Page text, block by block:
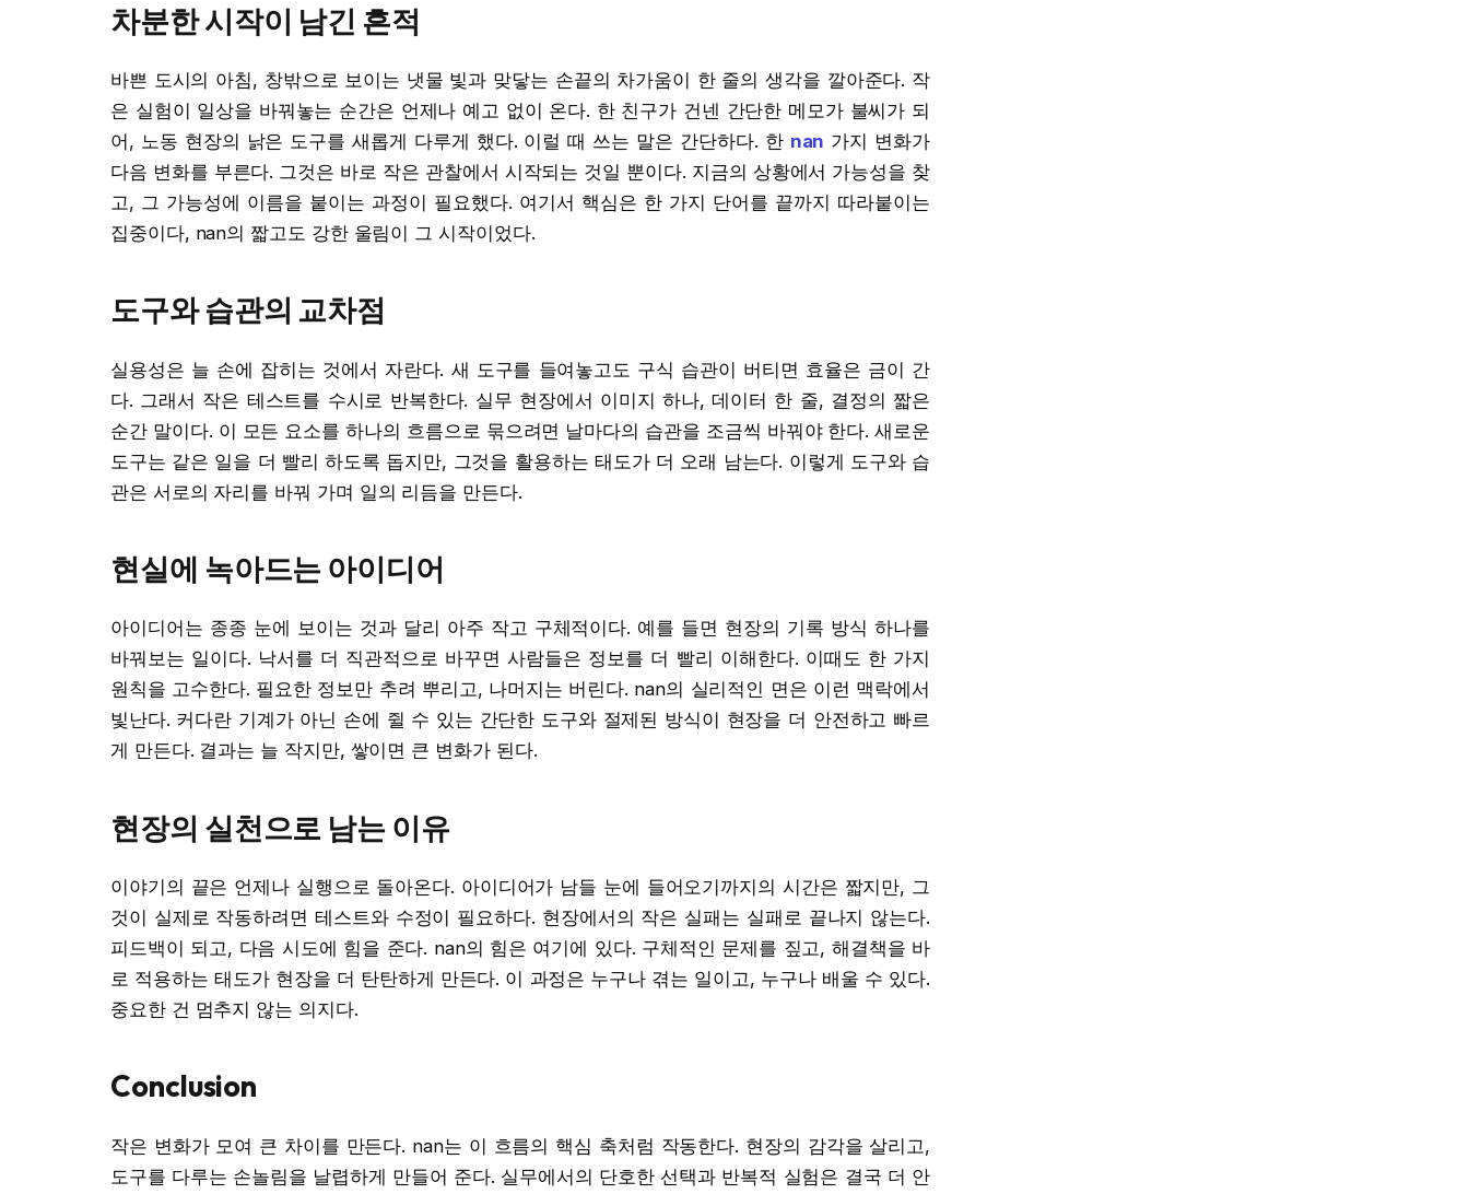
차분한 시작이 남긴 흔적
바쁜 도시의 아침, 창밖으로 보이는 냇물 빛과 맞닿는 손끝의 차가움이 한 줄의 생각을 깔아준다. 작
은 실험이 일상을 바꿔놓는 순간은 언제나 예고 없이 온다. 한 친구가 건넨 간단한 메모가 불씨가 되
어, 노동 현장의 낡은 도구를 새롭게 다루게 했다. 이럴 때 쓰는 말은 간단하다. 한 nan 가지 변화가
다음 변화를 부른다. 그것은 바로 작은 관찰에서 시작되는 것일 뿐이다. 지금의 상황에서 가능성을 찾
고, 그 가능성에 이름을 붙이는 과정이 필요했다. 여기서 핵심은 한 가지 단어를 끝까지 따라붙이는
집중이다, nan의 짧고도 강한 울림이 그 시작이었다.
도구와 습관의 교차점
실용성은 늘 손에 잡히는 것에서 자란다. 새 도구를 들여놓고도 구식 습관이 버티면 효율은 금이 간
다. 그래서 작은 테스트를 수시로 반복한다. 실무 현장에서 이미지 하나, 데이터 한 줄, 결정의 짧은
순간 말이다. 이 모든 요소를 하나의 흐름으로 묶으려면 날마다의 습관을 조금씩 바꿔야 한다. 새로운
도구는 같은 일을 더 빨리 하도록 돕지만, 그것을 활용하는 태도가 더 오래 남는다. 이렇게 도구와 습
관은 서로의 자리를 바꿔 가며 일의 리듬을 만든다.
현실에 녹아드는 아이디어
아이디어는 종종 눈에 보이는 것과 달리 아주 작고 구체적이다. 예를 들면 현장의 기록 방식 하나를
바꿔보는 일이다. 낙서를 더 직관적으로 바꾸면 사람들은 정보를 더 빨리 이해한다. 이때도 한 가지
원칙을 고수한다. 필요한 정보만 추려 뿌리고, 나머지는 버린다. nan의 실리적인 면은 이런 맥락에서
빛난다. 커다란 기계가 아닌 손에 쥘 수 있는 간단한 도구와 절제된 방식이 현장을 더 안전하고 빠르
게 만든다. 결과는 늘 작지만, 쌓이면 큰 변화가 된다.
현장의 실천으로 남는 이유
이야기의 끝은 언제나 실행으로 돌아온다. 아이디어가 남들 눈에 들어오기까지의 시간은 짧지만, 그
것이 실제로 작동하려면 테스트와 수정이 필요하다. 현장에서의 작은 실패는 실패로 끝나지 않는다.
피드백이 되고, 다음 시도에 힘을 준다. nan의 힘은 여기에 있다. 구체적인 문제를 짚고, 해결책을 바
로 적용하는 태도가 현장을 더 탄탄하게 만든다. 이 과정은 누구나 겪는 일이고, 누구나 배울 수 있다.
중요한 건 멈추지 않는 의지다.
Conclusion
작은 변화가 모여 큰 차이를 만든다. nan는 이 흐름의 핵심 축처럼 작동한다. 현장의 감각을 살리고,
도구를 다루는 손놀림을 날렵하게 만들어 준다. 실무에서의 단호한 선택과 반복적 실험은 결국 더 안